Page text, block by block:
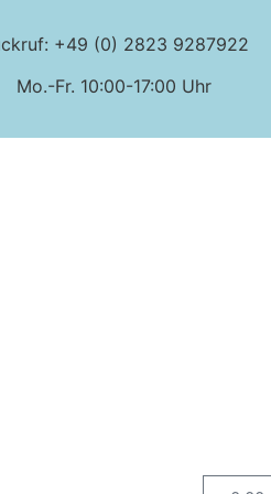
+49 (0) 2823 9287922
Mo.-Fr. 10:00-17:00 Uhr